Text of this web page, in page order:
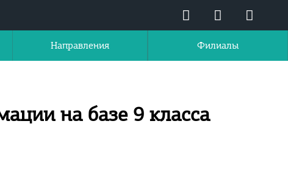
Направления Филиалы
на базе 9 класса